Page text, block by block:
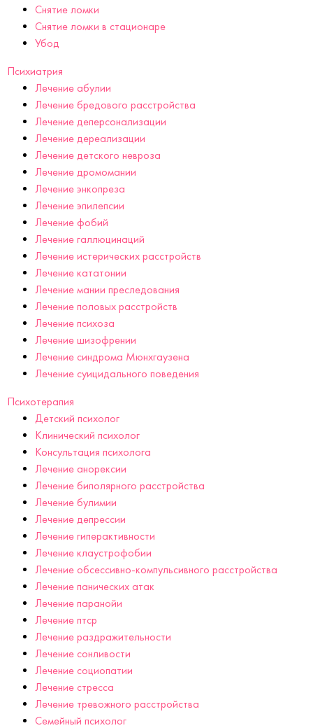
Снятие ломки
Снятие ломки в стационаре
Убод
Психиатрия
Лечение абулии
Лечение бредового расстройства
Лечение деперсонализации
Лечение дереализации
Лечение детского невроза
Лечение дромомании
Лечение энкопреза
Лечение эпилепсии
Лечение фобий
Лечение галлюцинаций
Лечение истерических расстройств
Лечение кататонии
Лечение мании преследования
Лечение половых расстройств
Лечение психоза
Лечение шизофрении
Лечение синдрома Мюнхгаузена
Лечение суицидального поведения
Психотерапия
Детский психолог
Клинический психолог
Консультация психолога
Лечение анорексии
Лечение биполярного расстройства
Лечение булимии
Лечение депрессии
Лечение гиперактивности
Лечение клаустрофобии
Лечение обсессивно-компульсивного расстройства
Лечение панических атак
Лечение паранойи
Лечение птср
Лечение раздражительности
Лечение сонливости
Лечение социопатии
Лечение стресса
Лечение тревожного расстройства
Семейный психолог